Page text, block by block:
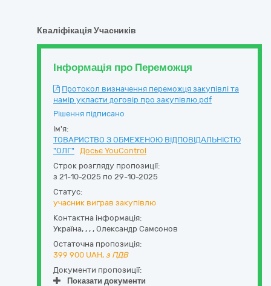
Кваліфікація Учасників
Інформація про Переможця
Протокол визначення переможця закупівлі та
намір укласти договір про закупівлю.pdf
Рішення підписано
Ім'я:
ТОВАРИСТВО З ОБМЕЖЕНОЮ ВІДПОВІДАЛЬНІСТЮ
"ОЛГ"
Досьє YouControl
Строк розгляду пропозиції:
з 21-10-2025 по 29-10-2025
Статус:
учасник виграв закупівлю
Контактна інформація:
Україна, , , , Олександр Самсонов
Остаточна пропозиція:
399 900 UAH, з ПДВ
Документи пропозиції:
Показати документи